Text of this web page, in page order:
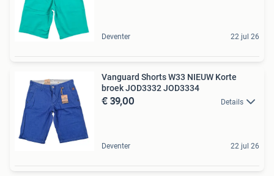
Deventer 22 jul 26
Vanguard Shorts W33 NIEUW Korte
broek JOD3332 JOD3334
€ 39,00 Details
Deventer 22 jul 26